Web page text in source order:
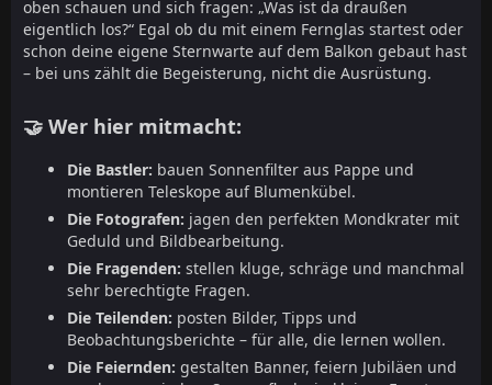
oben schauen und sich fragen: „Was ist da draußen
eigentlich los?“ Egal ob du mit einem Fernglas startest oder
schon deine eigene Sternwarte auf dem Balkon gebaut hast
– bei uns zählt die Begeisterung, nicht die Ausrüstung.
🤝 Wer hier mitmacht:
Die Bastler: bauen Sonnenfilter aus Pappe und
montieren Teleskope auf Blumenkübel.
Die Fotografen: jagen den perfekten Mondkrater mit
Geduld und Bildbearbeitung.
Die Fragenden: stellen kluge, schräge und manchmal
sehr berechtigte Fragen.
Die Teilenden: posten Bilder, Tipps und
Beobachtungsberichte – für alle, die lernen wollen.
Die Feiernden: gestalten Banner, feiern Jubiläen und